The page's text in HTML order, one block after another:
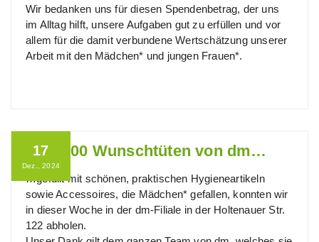
Wir bedanken uns für diesen Spendenbetrag, der uns
im Alltag hilft, unsere Aufgaben gut zu erfüllen und vor
allem für die damit verbundene Wertschätzung unserer
Arbeit mit den Mädchen* und jungen Frauen*.
17
Dez., 2024
Fast 100 Wunschtüten von dm…
…gefüllt mit schönen, praktischen Hygieneartikeln
sowie Accessoires, die Mädchen* gefallen, konnten wir
in dieser Woche in der dm-Filiale in der Holtenauer Str.
122 abholen.